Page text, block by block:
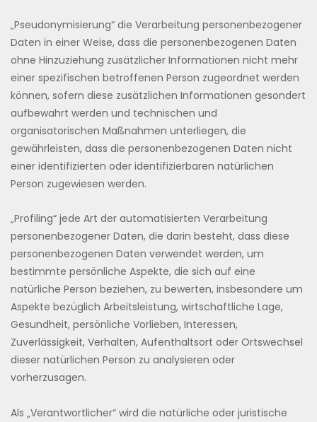
„Pseudonymisierung“ die Verarbeitung personenbezogener
Daten in einer Weise, dass die personenbezogenen Daten
ohne Hinzuziehung zusätzlicher Informationen nicht mehr
einer spezifischen betroffenen Person zugeordnet werden
können, sofern diese zusätzlichen Informationen gesondert
aufbewahrt werden und technischen und
organisatorischen Maßnahmen unterliegen, die
gewährleisten, dass die personenbezogenen Daten nicht
einer identifizierten oder identifizierbaren natürlichen
Person zugewiesen werden.
„Profiling“ jede Art der automatisierten Verarbeitung
personenbezogener Daten, die darin besteht, dass diese
personenbezogenen Daten verwendet werden, um
bestimmte persönliche Aspekte, die sich auf eine
natürliche Person beziehen, zu bewerten, insbesondere um
Aspekte bezüglich Arbeitsleistung, wirtschaftliche Lage,
Gesundheit, persönliche Vorlieben, Interessen,
Zuverlässigkeit, Verhalten, Aufenthaltsort oder Ortswechsel
dieser natürlichen Person zu analysieren oder
vorherzusagen.
Als „Verantwortlicher“ wird die natürliche oder juristische